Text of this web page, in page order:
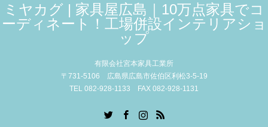
ミヤカグ | 家具屋広島｜10万点家具でコ
ーディネート！工場併設インテリアショ
ップ
有限会社宮本家具工業所
〒731-5106 広島県広島市佐伯区利松3-5-19
TEL 082-928-1133 FAX 082-928-1131
RSS